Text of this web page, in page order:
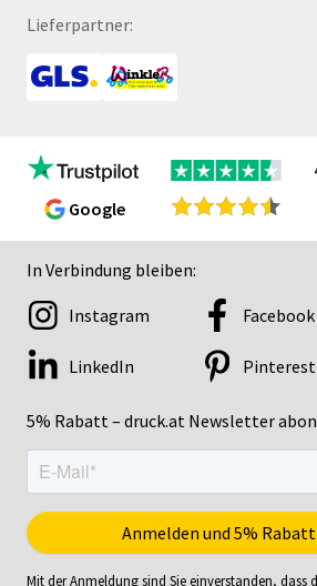
Lieferpartner:
Google
In Verbindung bleiben:
5% Rabatt – druck.at Newsletter
Instagram Facebook
LinkedIn Pinterest
Mit der Anmeldung sind Sie einverstanden, dass